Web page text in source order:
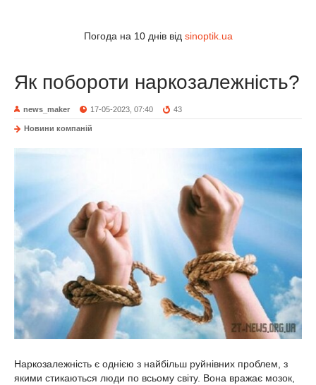
Погода на 10 днів від sinoptik.ua
Як побороти наркозалежність?
news_maker 17-05-2023, 07:40 43
Новини компаній
Наркозалежність є однією з найбільш руйнівних проблем, з
якими стикаються люди по всьому світу. Вона вражає мозок,